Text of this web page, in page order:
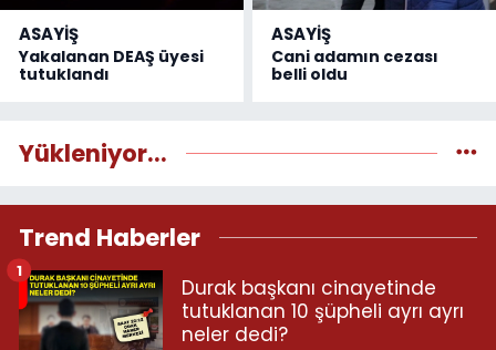
ASAYİŞ
Yakalanan DEAŞ üyesi
tutuklandı
ASAYİŞ
Cani adamın cezası
belli oldu
Yükleniyor...
Trend Haberler
Durak başkanı cinayetinde
tutuklanan 10 şüpheli ayrı ayrı
neler dedi?
1